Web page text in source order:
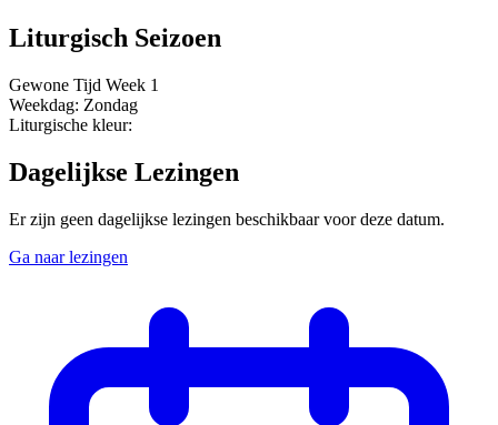
Liturgisch Seizoen
Gewone Tijd Week 1
Weekdag: Zondag
Liturgische kleur:
Dagelijkse Lezingen
Er zijn geen dagelijkse lezingen beschikbaar voor deze datum.
Ga naar lezingen